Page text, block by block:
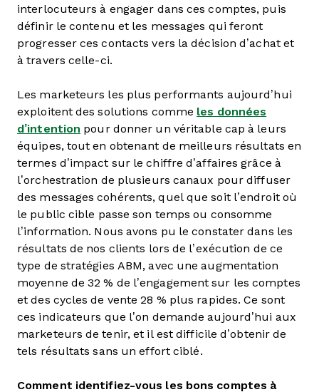
interlocuteurs à engager dans ces comptes, puis
définir le contenu et les messages qui feront
progresser ces contacts vers la décision d’achat et
à travers celle-ci.
Les marketeurs les plus performants aujourd’hui
exploitent des solutions comme les données
d’intention pour donner un véritable cap à leurs
équipes, tout en obtenant de meilleurs résultats en
termes d’impact sur le chiffre d’affaires grâce à
l’orchestration de plusieurs canaux pour diffuser
des messages cohérents, quel que soit l’endroit où
le public cible passe son temps ou consomme
l’information. Nous avons pu le constater dans les
résultats de nos clients lors de l’exécution de ce
type de stratégies ABM, avec une augmentation
moyenne de 32 % de l’engagement sur les comptes
et des cycles de vente 28 % plus rapides. Ce sont
ces indicateurs que l’on demande aujourd’hui aux
marketeurs de tenir, et il est difficile d’obtenir de
tels résultats sans un effort ciblé.
Comment identifiez-vous les bons comptes à